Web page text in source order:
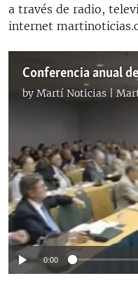
a través de radio,
internet
by Martí Noticias |
No media
0:00